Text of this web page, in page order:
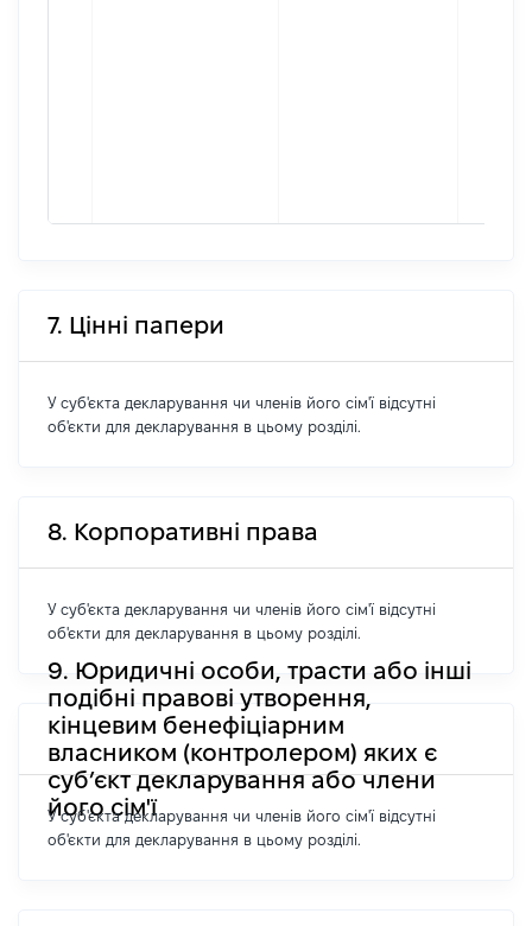
7. Цінні папери
У суб'єкта декларування чи членів його сім'ї відсутні
об'єкти для декларування в цьому розділі.
8. Корпоративні права
У суб'єкта декларування чи членів його сім'ї відсутні
об'єкти для декларування в цьому розділі.
9. Юридичні особи, трасти або інші
подібні правові утворення,
кінцевим бенефіціарним
власником (контролером) яких є
суб’єкт декларування або члени
його сім'ї
У суб'єкта декларування чи членів його сім'ї відсутні
об'єкти для декларування в цьому розділі.